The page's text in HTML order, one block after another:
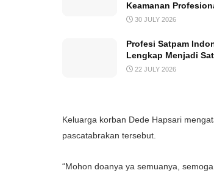
Keamanan
30 JULY 2026
Profesi Satpam
Lengkap Menjadi
22 JULY 2026
Keluarga korban Dede Hapsari
pascatabrakan tersebut.
“Mohon doanya ya semuanya,